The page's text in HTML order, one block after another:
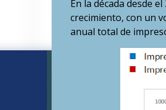
En la década desde
crecimiento, con un
anual total de